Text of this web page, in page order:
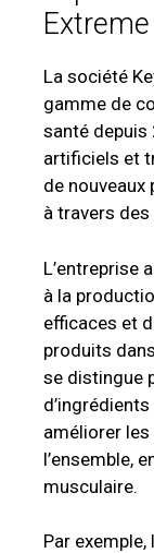
La société
gamme de
santé depuis
artificiels et
de
à travers
L’entreprise
à la
efficaces et
produits
se distingue
améliorer
l’ensemble,
musculaire.
Par